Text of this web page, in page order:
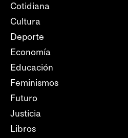
Cotidiana
Cultura
Deporte
Economía
Educación
Feminismos
Futuro
Justicia
Libros